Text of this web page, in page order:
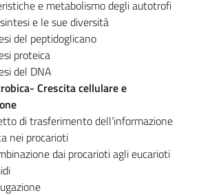
e metabolismo degli autotrofi
e le sue diversità
del peptidoglicano
proteica
del DNA
Crescita cellulare e
di trasferimento dell’informazione
nei procarioti
dai procarioti agli eucarioti